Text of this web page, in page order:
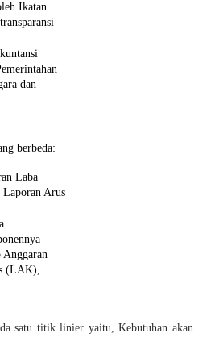
Ikatan
dan
berbeda:
Laba
Laporan Arus
(LAK),
satu titik linier yaitu, Kebutuhan akan